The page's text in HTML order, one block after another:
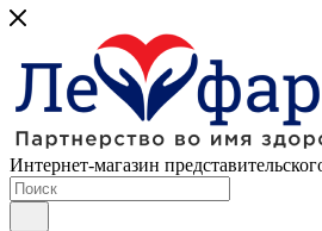
Интернет-магазин